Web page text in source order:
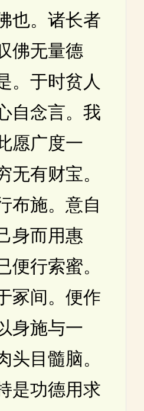
也。诸长者
佛无量德
。于时贫人
自念言。我
愿广度一
无有财宝。
布施。意自
身而用惠
便行索蜜。
冢间。便作
身施与一
头目髓脑。
是功德用求